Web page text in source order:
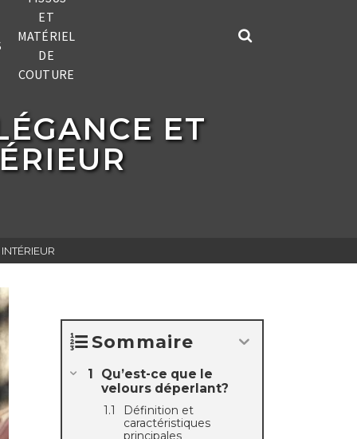
ET
MATÉRIEL
DE
COUTURE
ET
Sommaire
Qu’est-ce que le
velours déperlant?
Définition et
caractéristiques
principales